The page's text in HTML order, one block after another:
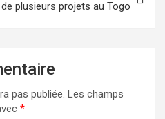
plusieurs projets au Togo
pas publiée. Les champs
*